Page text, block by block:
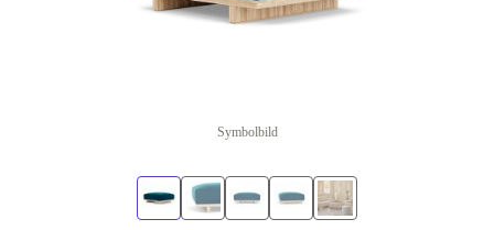
Symbolbild